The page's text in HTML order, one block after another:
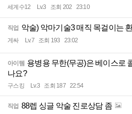
세계수12 Lv.3 조회 202 23:10
직업 악술) 악마기술3 매직 목걸이는
게싸 Lv.7 조회 193 23:02
아이템 용병용 무한(무공)은 베이스로
나요?
구스킹 Lv.3 조회 187 22:54
직업 88렙 싱글 악술 진로상담 좀